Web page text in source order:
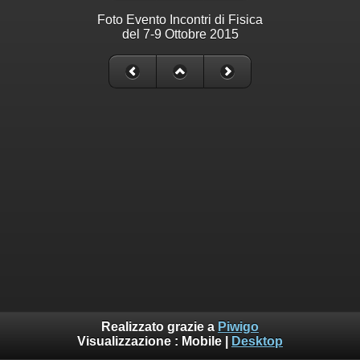
Foto Evento Incontri di Fisica
del 7-9 Ottobre 2015
Realizzato grazie a Piwigo
Visualizzazione : Mobile Desktop